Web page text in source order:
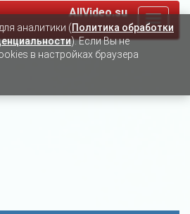
AllVideo.su
аналитики (Политика обработки
). Если Вы не
в настройках браузера